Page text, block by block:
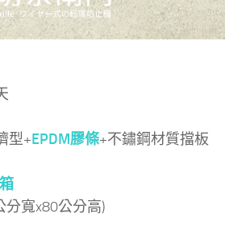
型+EPDM膠條+不鏽鋼材質擋板
分寬x80公分高)